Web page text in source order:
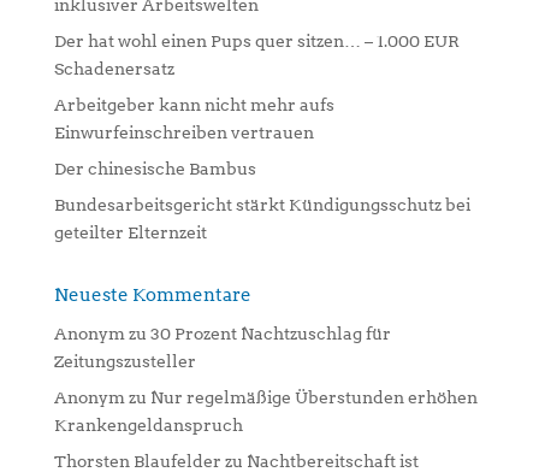
v
e
:
inklusiver Arbeitswelten
Der hat wohl einen Pups quer sitzen… – 1.000 EUR
Schadenersatz
Arbeitgeber kann nicht mehr aufs
Einwurfeinschreiben vertrauen
Der chinesische Bambus
Bundesarbeitsgericht stärkt Kündigungsschutz bei
geteilter Elternzeit
Neueste Kommentare
Anonym zu 30 Prozent Nachtzuschlag für
Zeitungszusteller
Anonym zu Nur regelmäßige Überstunden erhöhen
Krankengeldanspruch
Thorsten Blaufelder zu Nachtbereitschaft ist